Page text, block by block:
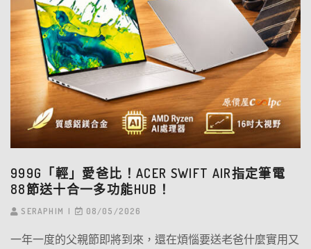
999G「輕」愛爸比！ACER SWIFT AIR指定筆電
88節送十合一多功能HUB！
SERAPHIM 08/05/2026
一年一度的父親節即將到來，還在煩惱要送老爸什麼實用又